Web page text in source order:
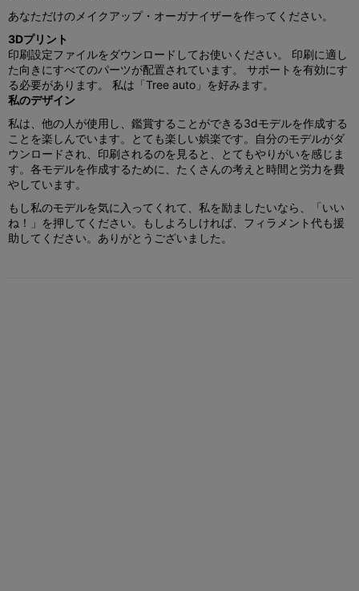
あなただけのメイクアップ・オーガナイザーを作ってください。
3Dプリント
印刷設定ファイルをダウンロードしてお使いください。 印刷に適し
た向きにすべてのパーツが配置されています。 サポートを有効にす
る必要があります。 私は「Tree auto」を好みます。
私のデザイン
私は、他の人が使用し、鑑賞することができる3dモデルを作成する
ことを楽しんでいます。とても楽しい娯楽です。自分のモデルがダ
ウンロードされ、印刷されるのを見ると、とてもやりがいを感じま
す。各モデルを作成するために、たくさんの考えと時間と労力を費
やしています。
もし私のモデルを気に入ってくれて、私を励ましたいなら、「いい
ね！」を押してください。もしよろしければ、フィラメント代も援
助してください。ありがとうございました。